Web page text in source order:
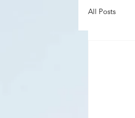
All Posts